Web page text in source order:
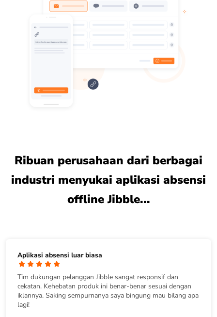
Ribuan perusahaan dari berbagai
industri menyukai aplikasi absensi
offline Jibble...
Aplikasi absensi luar biasa
Tim dukungan pelanggan Jibble sangat responsif dan
cekatan. Kehebatan produk ini benar-benar sesuai dengan
iklannya. Saking sempurnanya saya bingung mau bilang apa
lagi!